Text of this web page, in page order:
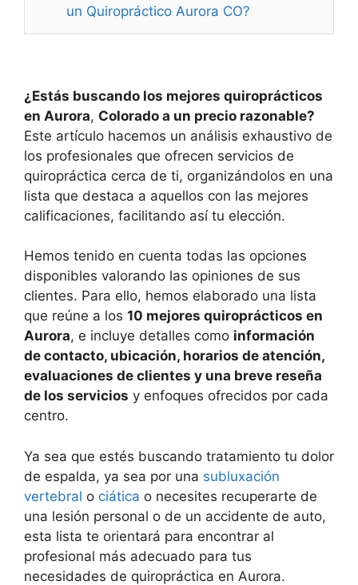
un Quiropráctico Aurora CO?
¿Estás buscando los mejores quiroprácticos
en Aurora, Colorado a un precio razonable?
Este artículo hacemos un análisis exhaustivo de
los profesionales que ofrecen servicios de
quiropráctica cerca de ti, organizándolos en una
lista que destaca a aquellos con las mejores
calificaciones, facilitando así tu elección.
Hemos tenido en cuenta todas las opciones
disponibles valorando las opiniones de sus
clientes. Para ello, hemos elaborado una lista
que reúne a los 10 mejores quiroprácticos en
Aurora, e incluye detalles como información
de contacto, ubicación, horarios de atención,
evaluaciones de clientes y una breve reseña
de los servicios y enfoques ofrecidos por cada
centro.
Ya sea que estés buscando tratamiento tu dolor
de espalda, ya sea por una subluxación
vertebral o ciática o necesites recuperarte de
una lesión personal o de un accidente de auto,
esta lista te orientará para encontrar al
profesional más adecuado para tus
necesidades de quiropráctica en Aurora.